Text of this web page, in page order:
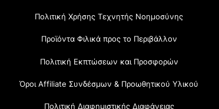
Πολιτική Χρήσης Τεχνητής Νοημοσύνης
Προϊόντα Φιλικά προς το Περιβάλλον
Πολιτική Εκπτώσεων και Προσφορών
Όροι Affiliate Συνδέσμων & Προωθητικού Υλικού
Πολιτική Διαφημιστικής Διαφάνειας